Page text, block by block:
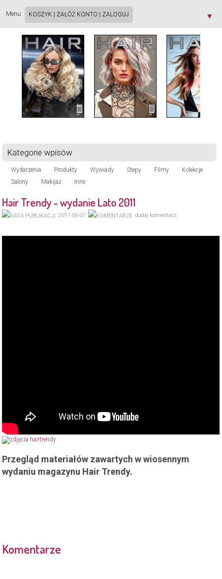
Menu ▼
KOSZYK ZAŁÓŻ KONTO ZALOGUJ
Kategorie wpisów
Wydarzenia Produkty Wywiady Stepy Filmy
Kolekcje
Salony
Makijaż Inne
Hair Trendy - wydanie Lato 2011
2011-06-07 dodaj komentarz
Przegląd materiałów zawartych w wiosennym
wydaniu magazynu Hair Trendy.
Komentarze
cookie, zgodnie z aktualnymi ustawieniami przeglądarki. Dowiedz się więcej o
Prywatności [X]